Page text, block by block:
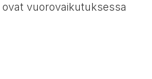
vuorovaikutuksessa